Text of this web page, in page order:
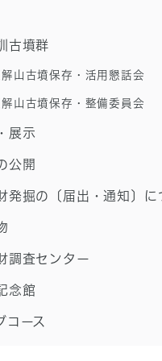
古墳群
解山古墳保存・活用懇話会
解山古墳保存・整備委員会
展示
公開
発掘の〔届出・通知〕に
調査センター
念館
コース